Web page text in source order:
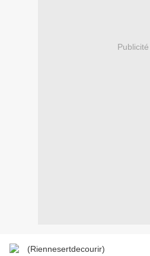
Publicité